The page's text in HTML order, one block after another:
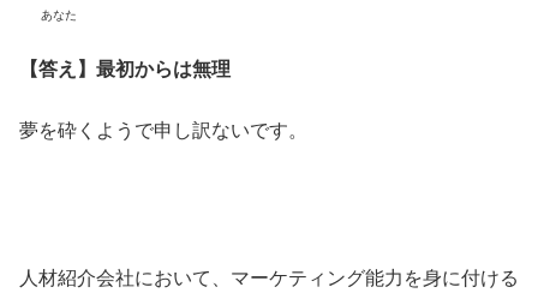
あなた
【答え】最初からは無理
夢を砕くようで申し訳ないです。
人材紹介会社において、マーケティング能力を身に付ける